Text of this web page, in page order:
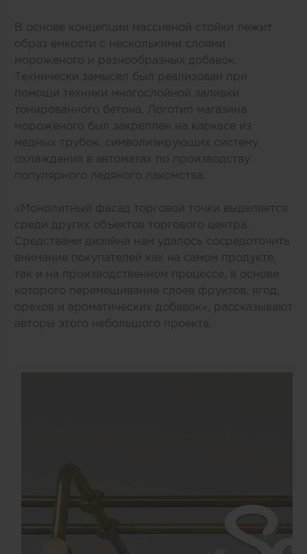
В основе концепции массивной стойки лежит
образ емкости с несколькими слоями
мороженого и разнообразных добавок.
Технически замысел был реализован при
помощи техники многослойной заливки
тонированного бетона. Логотип магазина
мороженого был закреплен на каркасе из
медных трубок, символизирующих систему
охлаждения в автоматах по производству
популярного ледяного лакомства.
«Монолитный фасад торговой точки выделяется
среди других объектов торгового центра.
Средствами дизайна нам удалось сосредоточить
внимание покупателей как на самом продукте,
так и на производственном процессе, в основе
которого перемешивание слоев фруктов, ягод,
орехов и ароматических добавок», рассказывают
авторы этого небольшого проекта.